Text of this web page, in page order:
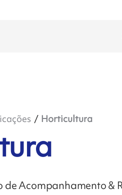
Horticultura
de Acompanhamento &